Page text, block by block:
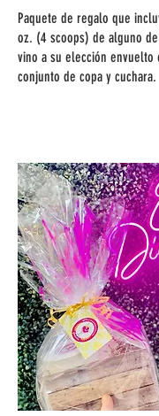
Paquete de regalo que
oz. (4 scoops) de alguno
vino a su elección envuelto
conjunto de copa y cuchara.